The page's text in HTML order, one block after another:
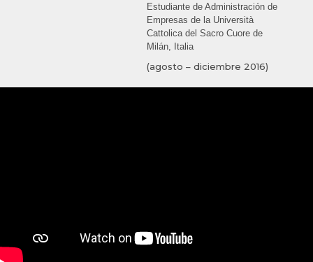
Estudiante de Administración de
Empresas de la Università
Cattolica del Sacro Cuore de
Milán, Italia
(agosto – diciembre 2016)